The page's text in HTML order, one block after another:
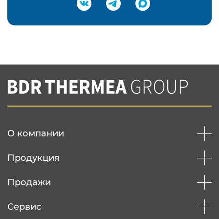
Подтвердить e-mail
Вы соглашаетесь с нашей политикой
конфеденциальности
О компании
Продукция
Продажи
Сервис